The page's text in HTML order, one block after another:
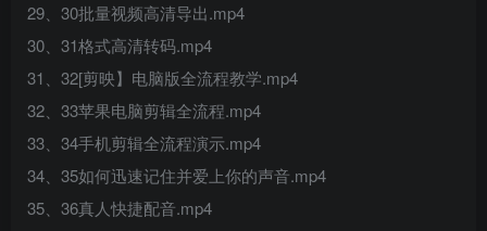
29、30批量视频高清导出.mp4
30、31格式高清转码.mp4
31、32[剪映】电脑版全流程教学.mp4
32、33苹果电脑剪辑全流程.mp4
33、34手机剪辑全流程演示.mp4
34、35如何迅速记住并爱上你的声音.mp4
35、36真人快捷配音.mp4